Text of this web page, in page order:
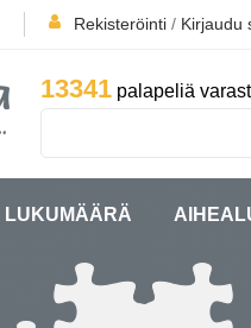
Rekisteröinti / Kirjaudu
13341 palapeliä
LUKUMÄÄRÄ